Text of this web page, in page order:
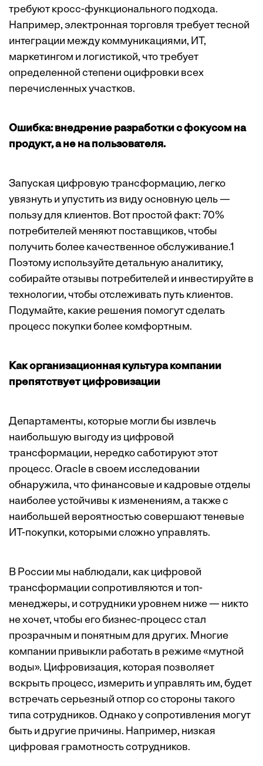
требуют кросс-функционального подхода.
Например, электронная торговля требует тесной
интеграции между коммуникациями, ИТ,
маркетингом и логистикой, что требует
определенной степени оцифровки всех
перечисленных участков.
Ошибка: внедрение разработки с фокусом на
продукт, а не на пользователя.
Запуская цифровую трансформацию, легко
увязнуть и упустить из виду основную цель —
пользу для клиентов. Вот простой факт: 70%
потребителей меняют поставщиков, чтобы
получить более качественное обслуживание.1
Поэтому используйте детальную аналитику,
собирайте отзывы потребителей и инвестируйте в
технологии, чтобы отслеживать путь клиентов.
Подумайте, какие решения помогут сделать
процесс покупки более комфортным.
Как организационная культура компании
препятствует цифровизации
Департаменты, которые могли бы извлечь
наибольшую выгоду из цифровой
трансформации, нередко саботируют этот
процесс. Oracle в своем исследовании
обнаружила, что финансовые и кадровые отделы
наиболее устойчивы к изменениям, а также с
наибольшей вероятностью совершают теневые
ИТ-покупки, которыми сложно управлять.
В России мы наблюдали, как цифровой
трансформации сопротивляются и топ-
менеджеры, и сотрудники уровнем ниже — никто
не хочет, чтобы его бизнес-процесс стал
прозрачным и понятным для других. Многие
компании привыкли работать в режиме «мутной
воды». Цифровизация, которая позволяет
вскрыть процесс, измерить и управлять им, будет
встречать серьезный отпор со стороны такого
типа сотрудников. Однако у сопротивления могут
быть и другие причины. Например, низкая
цифровая грамотность сотрудников.